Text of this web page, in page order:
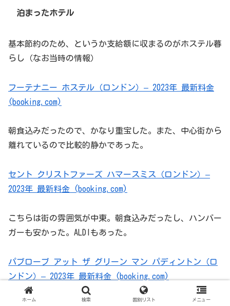
泊まったホテル
基本節約のため、というか支給額に収まるのがホステル暮
らし（なお当時の情報）
フーテナニー ホステル（ロンドン）– 2023年 最新料金
(booking.com)
朝食込みだったので、かなり重宝した。また、中心街から
離れているので比較的静かであった。
セント クリストファーズ ハマースミス（ロンドン）–
2023年 最新料金 (booking.com)
こちらは街の雰囲気が中東。朝食込みだったし、ハンバー
ガーも安かった。ALDIもあった。
パブローブ アット ザ グリーン マン パディントン（ロ
ンドン）– 2023年 最新料金 (booking.com)
ホーム 検索 国別リスト メニュー